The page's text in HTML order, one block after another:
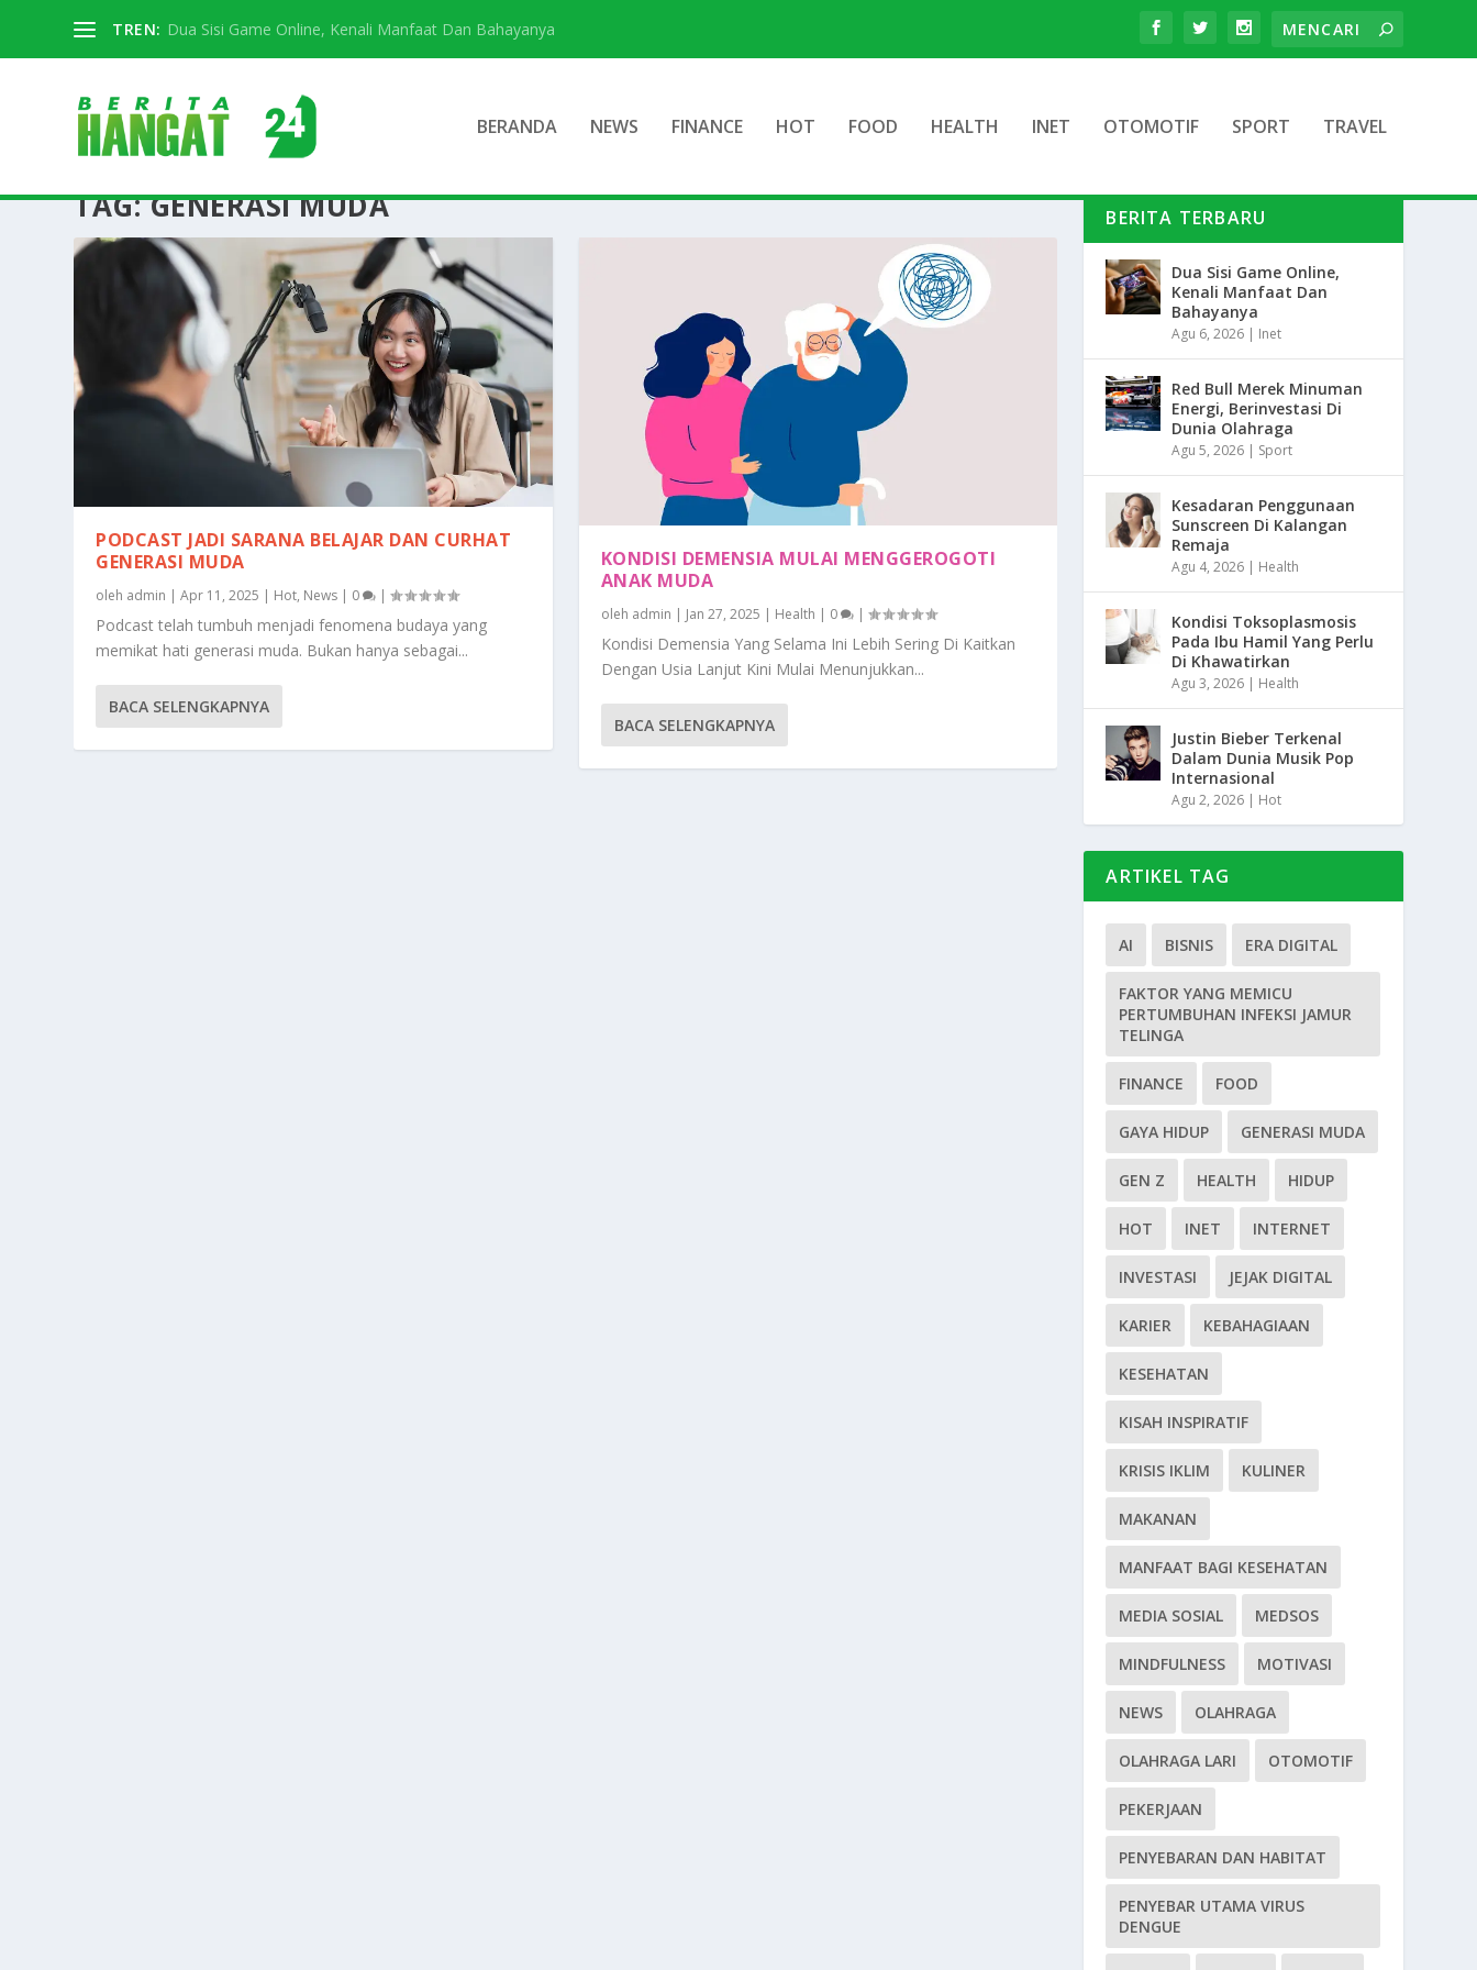
TREN: Dua Sisi Game Online, Kenali Manfaat Dan Bahayanya
BERANDA NEWS FINANCE HOT FOOD HEALTH INET OTOMOTIF SPORT TRAVEL
TAG:GENERASI MUDA
PODCAST JADI SARANA BELAJAR DAN CURHAT
GENERASI MUDA
oleh admin |Apr 11, 2025 | Hot, News | 0 |
Podcast telah tumbuh menjadi fenomena budaya yang
memikat hati generasi muda. Bukan hanya sebagai...
BACA SELENGKAPNYA
KONDISI DEMENSIA MULAI MENGGEROGOTI
ANAK MUDA
oleh admin | Jan 27, 2025 | Health | 0 |
Kondisi Demensia Yang Selama Ini Lebih Sering Di Kaitkan
Dengan Usia Lanjut Kini Mulai Menunjukkan...
BACA SELENGKAPNYA
BERITA TERBARU
Dua Sisi Game Online,
Kenali Manfaat Dan
Bahayanya
Agu 6, 2026 | Inet
Red Bull Merek Minuman
Energi, Berinvestasi Di
Dunia Olahraga
Agu 5, 2026 | Sport
Kesadaran Penggunaan
Sunscreen Di Kalangan
Remaja
Agu 4, 2026 | Health
Kondisi Toksoplasmosis
Pada Ibu Hamil Yang Perlu
Di Khawatirkan
Agu 3, 2026 | Health
Justin Bieber Terkenal
Dalam Dunia Musik Pop
Internasional
Agu 2, 2026 | Hot
ARTIKEL TAG
AI BISNIS ERA DIGITAL
FAKTOR YANG MEMICU
PERTUMBUHAN INFEKSI JAMUR
TELINGA
FINANCE FOOD
GAYA HIDUP GENERASI MUDA
GEN Z HEALTH HIDUP
HOT INET INTERNET
INVESTASI JEJAK DIGITAL
KARIER KEBAHAGIAAN
KESEHATAN
KISAH INSPIRATIF
KRISIS IKLIM KULINER
MAKANAN
MANFAAT BAGI KESEHATAN
MEDIA SOSIAL MEDSOS
MINDFULNESS MOTIVASI
NEWS OLAHRAGA
OLAHRAGA LARI OTOMOTIF
PEKERJAAN
PENYEBARAN DAN HABITAT
PENYEBAR UTAMA VIRUS
DENGUE